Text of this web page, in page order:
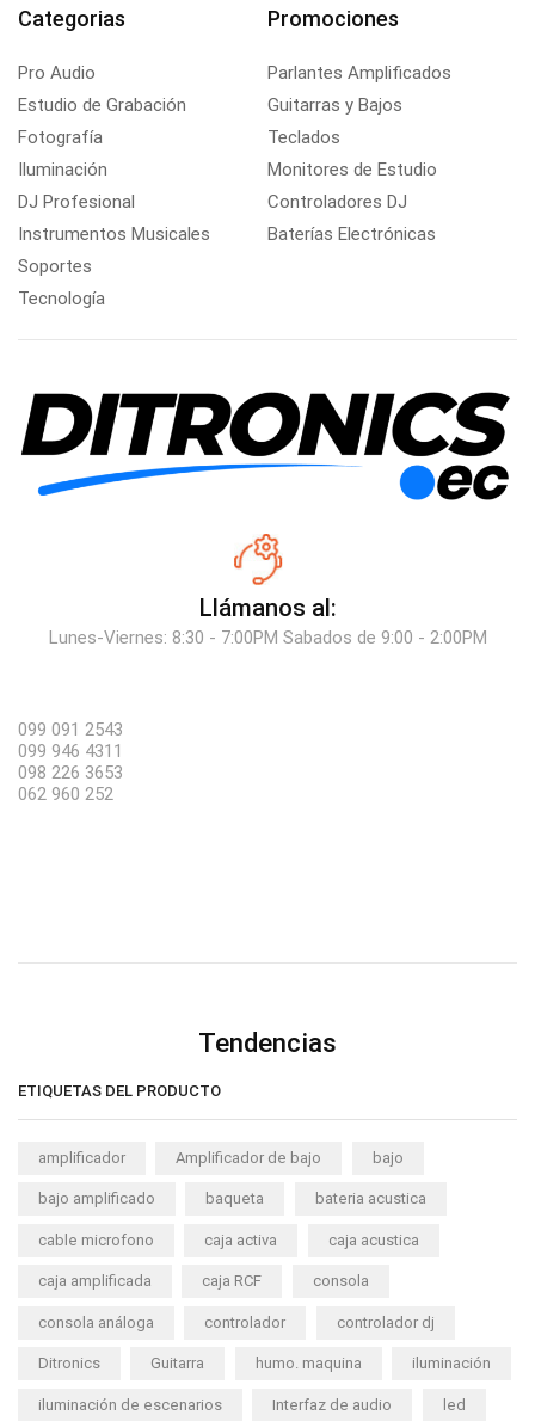
Categorias
Pro Audio
Estudio de Grabación
Fotografía
Iluminación
DJ Profesional
Instrumentos Musicales
Soportes
Tecnología
Promociones
Parlantes Amplificados
Guitarras y Bajos
Teclados
Monitores de Estudio
Controladores DJ
Baterías Electrónicas
Llámanos al:
Lunes-Viernes: 8:30 - 7:00PM Sabados de 9:00 - 2:00PM
099 091 2543
099 946 4311
098 226 3653
062 960 252
Tendencias
ETIQUETAS DEL PRODUCTO
amplificador Amplificador de bajo bajo
bajo amplificado baqueta bateria acustica
cable microfono caja activa caja acustica
caja amplificada caja RCF consola
consola análoga controlador controlador dj
Ditronics Guitarra humo. maquina iluminación
iluminación de escenarios Interfaz de audio led